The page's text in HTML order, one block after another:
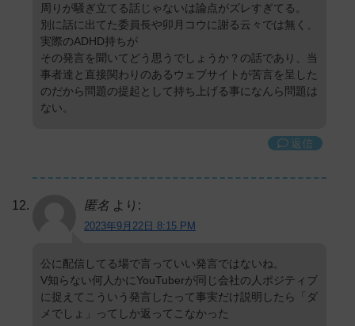
周りが騒ぎ立てる話じゃないは論点がズレすぎてる。
別に話に出てた委員長や卯月コウに謝る云々では無く、
実際のADHD持ちが
その発言を聞いてどう思うでしょうか？の話であり、当
事者達と直接関わりのあるウェブサイトが苦言を呈した
のだから問題の提起として持ち上げる事になんら問題は
ない。
返信
匿名 より:
2023年9月22日 8:15 PM
公に配信してる場で言っていい発言ではないね。
V知らない何人かにYouTuberが同じ会社の人ポジティブ
に捉えてこういう発言したって事実だけ説明したら「ダ
メでしょ」ってしか返ってこなかった